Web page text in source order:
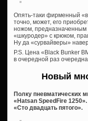
Опять-таки фирменный
точно, может, его
ножом, предназначенным
«шкуродер» с крюком,
Ну да «сурвайверы»
P.S. Цена «Black Bunker
в очередной раз
Новый
Полку пневматических
«Hatsan SpeedFire
«Сто двадцать пятого».